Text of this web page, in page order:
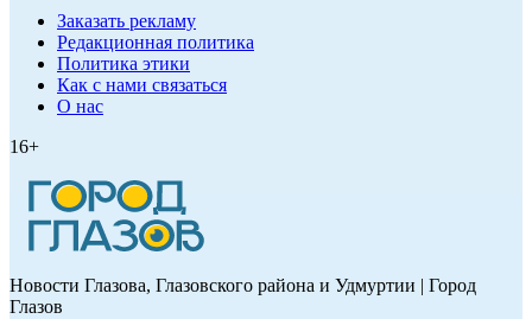
Заказать рекламу
Редакционная политика
Политика этики
Как с нами связаться
О нас
16+
Новости Глазова, Глазовского района и Удмуртии | Город
Глазов